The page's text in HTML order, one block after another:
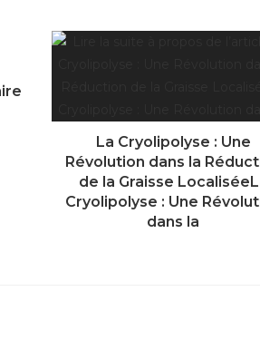
La Cryolipolyse : Une
Révolution dans la
de la Graisse
Cryolipolyse : Une
dans la